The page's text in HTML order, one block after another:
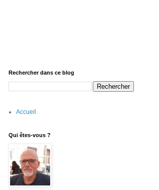
Rechercher dans ce blog
Accueil
Qui êtes-vous ?